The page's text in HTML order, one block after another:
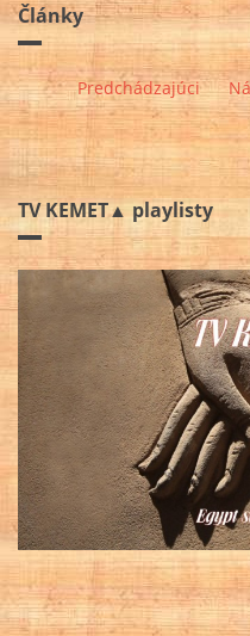
Články
Predchádzajúci
TV KEMET▲ playlisty